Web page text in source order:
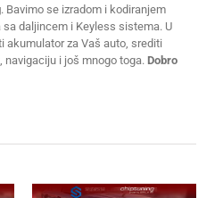
. Bavimo se izradom i kodiranjem
daljincem i Keyless sistema. U
akumulator za Vaš auto, srediti
navigaciju i još mnogo toga. Dobro